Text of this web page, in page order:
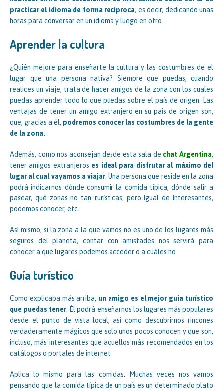
practicar el idioma de forma recíproca, es decir, dedicando unas
horas para conversar en un idioma y luego en otro.
Aprender la cultura
¿Quién mejore para enseñarte la cultura y las costumbres de el
lugar que una persona nativa? Siempre que puedas, cuando
realices un viaje, trata de hacer amigos de la zona con los cuales
puedas aprender todo lo que puedas sobre el país de origen. Las
ventajas de tener un amigo extranjero en su país de origen son,
que, gracias a él, podremos conocer las costumbres de la gente
de la zona.
Además, como nos aconsejan desde esta sala de chat Argentina,
tener amigos extranjeros es ideal para disfrutar al máximo del
lugar al cual vayamos a viajar. Una persona que reside en la zona
podrá indicarnos dónde consumir la comida típica, dónde salir a
pasear, qué zonas no tan turísticas, pero igual de interesantes,
podemos conocer, etc.
Así mismo, si la zona a la que vamos no es uno de los lugares más
seguros del planeta, contar con amistades nos servirá para
conocer a que lugares podemos acceder o a cuáles no.
Guía turístico
Como explicaba más arriba, un amigo es el mejor guía turístico
que puedas tener . Él podrá enseñarnos los lugares más populares
desde el punto de vista local, así como descubrirnos rincones
verdaderamente mágicos que solo unos pocos conocen y que son,
incluso, más interesantes que aquellos más recomendados en los
catálogos o portales de internet.
Aplica lo mismo para las comidas. Muchas veces nos vamos
pensando que la comida típica de un país es un determinado plato